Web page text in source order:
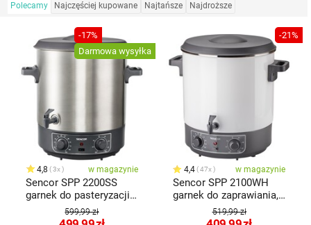
Polecamy Najczęściej kupowane Najtańsze Najdroższe
-17%
Darmowa wysyłka
4,8 3x w magazynie
Sencor SPP 2200SS
garnek do pasteryzacji,
nierdzewny599,99 zł
-21%
4,4 47x w magazynie
Sencor SPP 2100WH
garnek do zaprawiania,
519,99 zł